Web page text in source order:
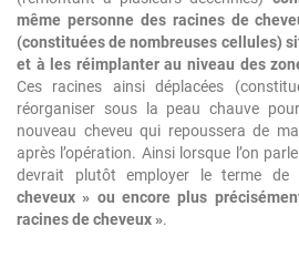
même personne des racines de
(constituées de nombreuses cellules)
et à les réimplanter au niveau des
Ces racines ainsi déplacées
réorganiser sous la peau chauve
nouveau cheveu qui repoussera de
après l’opération. Ainsi lorsque l’on
devrait plutôt employer le terme de
cheveux » ou encore plus
racines de cheveux ».